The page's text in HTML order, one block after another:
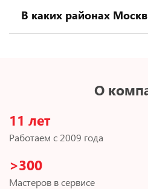
В каких районах
О
11 лет
Работаем с 2009 года
>300
Мастеров в сервисе